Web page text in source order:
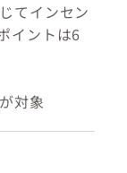
てインセン
イントは6
対象